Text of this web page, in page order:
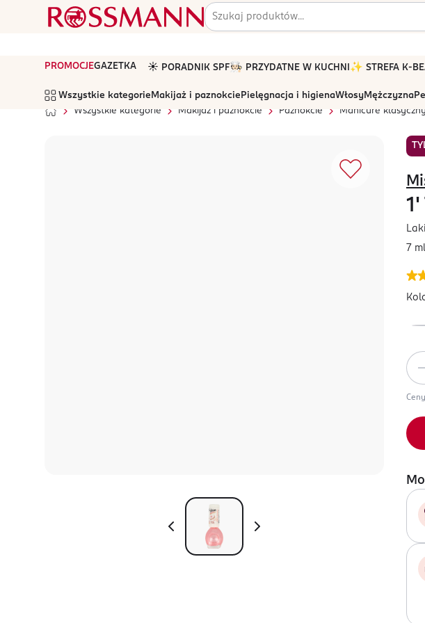
PROMOCJEGAZETKA ☀️ PORADNIK SPF🧑🏻‍🍳 PRZYDATNE W KUCHNI ✨ STREFA K-
Wszystkie kategorie Makijaż i paznokcie Pielęgnacja i higienaWłosyMężczyzna
Wszystkie kategorie
Makijaż i paznokcie Paznokcie Manicure klasyczny
1'
7 ml